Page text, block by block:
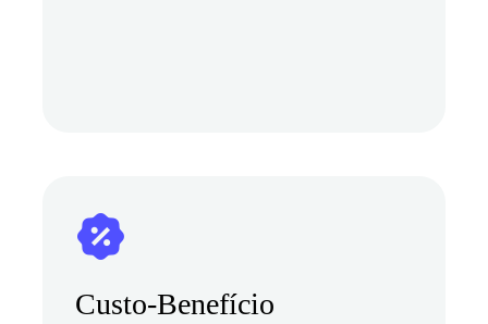
Custo-Benefício